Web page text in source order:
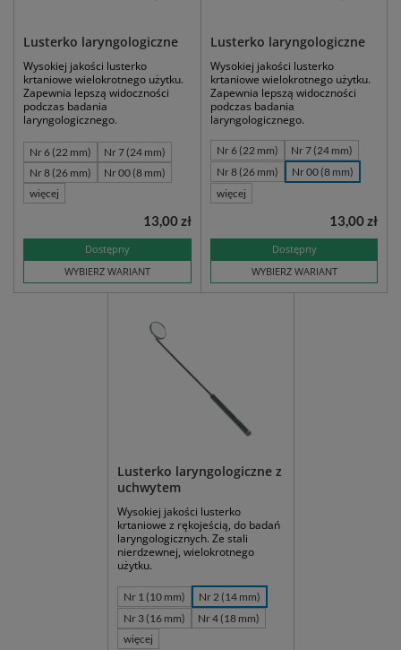
Lusterko laryngologiczne
Wysokiej jakości lusterko
krtaniowe wielokrotnego użytku.
Zapewnia lepszą widoczności
podczas badania
laryngologicznego.
Nr 6 (22 mm)
Nr 7 (24 mm)
Nr 8 (26 mm)
Nr 00 (8 mm)
więcej
Dostępny
WYBIERZ WARIANT
13,00 zł
Lusterko laryngologiczne
Wysokiej jakości lusterko
krtaniowe wielokrotnego użytku.
Zapewnia lepszą widoczności
podczas badania
laryngologicznego.
Nr 6 (22 mm)
Nr 7 (24 mm)
Nr 8 (26 mm)
Nr 00 (8 mm)
więcej
Dostępny
WYBIERZ WARIANT
13,00 zł
Lusterko laryngologiczne z
uchwytem
Wysokiej jakości lusterko
krtaniowe z rękojeścią, do badań
laryngologicznych. Ze stali
nierdzewnej, wielokrotnego
użytku.
Nr 1 (10 mm)
Nr 2 (14 mm)
Nr 3 (16 mm)
Nr 4 (18 mm)
więcej